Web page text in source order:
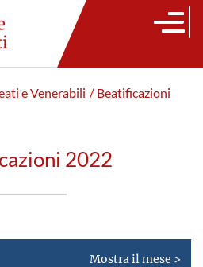
e Venerabili / Beatificazioni
2022
Mostra il mese >